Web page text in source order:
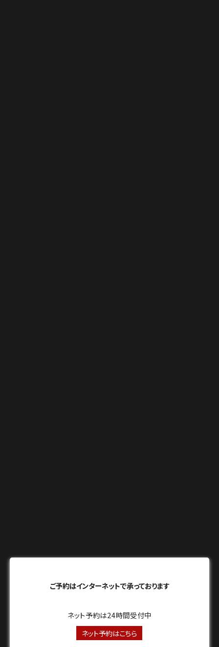
ご予約はインターネットで承っております
ネット予約は24時間受付中
ネット予約はこちら